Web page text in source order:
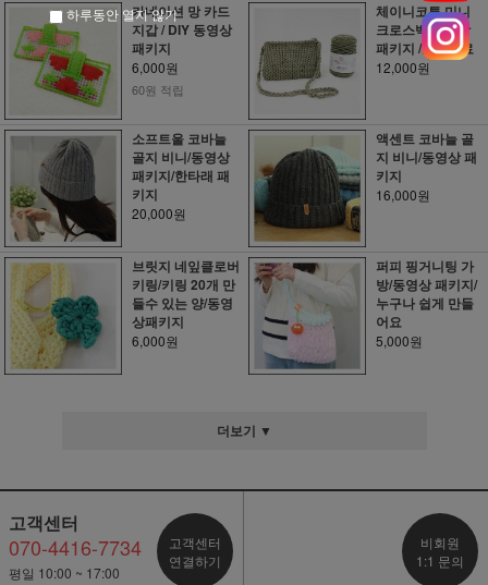
카네이션 망 카드
지갑 / DIY 동영상
패키지
6,000원
60원 적립
체이니코튼 미니
크로스백/동영상
패키지 /도안무료
12,000원
소프트울 코바늘
골지 비니/동영상
패키지/한타래 패
키지
20,000원
액센트 코바늘 골
지 비니/동영상 패
키지
16,000원
브릿지 네잎클로버
키링/키링 20개 만
들수 있는 양/동영
상패키지
6,000원
퍼피 핑거니팅 가
방/동영상 패키지/
누구나 쉽게 만들
어요
5,000원
더보기 ▼
고객센터
070-4416-7734
평일 10:00 ~ 17:00
고객센터
연결하기
비회원
1:1 문의
하루동안 열지 않기